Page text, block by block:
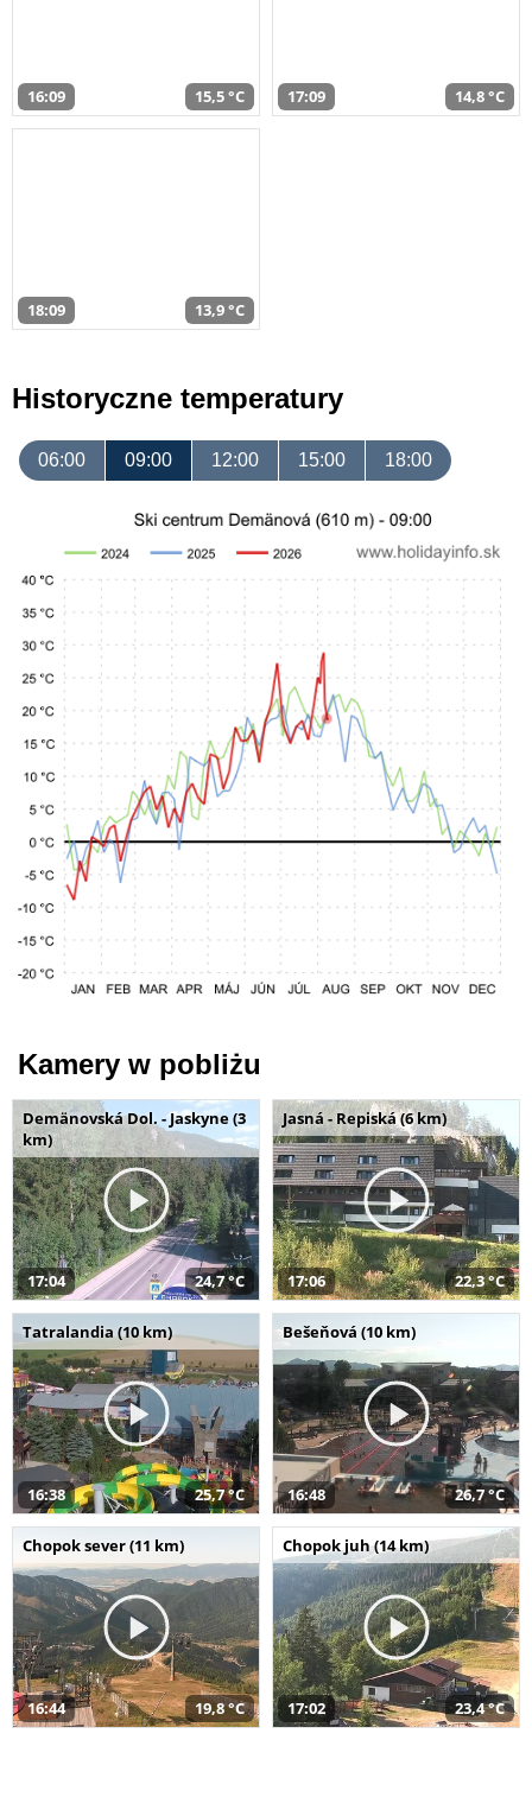
16:09 15,5 °C 17:09 14,8 °C
18:09 13,9 °C
Historyczne temperatury
06:00 09:00 12:00 15:00 18:00
Kamery w pobliżu
Demänovská Dol. - Jaskyne (3
km)
17:04 24,7 °C
Jasná - Repiská (6 km)
17:06 22,3 °C
Tatralandia (10 km)
16:38 25,7 °C
Bešeňová (10 km)
16:48 26,7 °C
Chopok sever (11 km)
16:44 19,8 °C
Chopok juh (14 km)
17:02 23,4 °C